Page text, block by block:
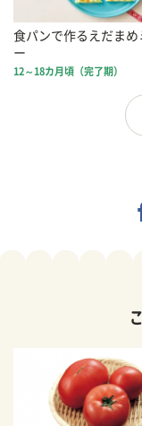
食パンで作るえだまめ
ー
12～18カ月頃（完了期）